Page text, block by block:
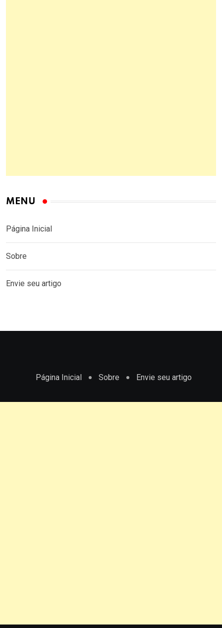
MENU
Página Inicial
Sobre
Envie seu artigo
Página Inicial Sobre Envie seu artigo